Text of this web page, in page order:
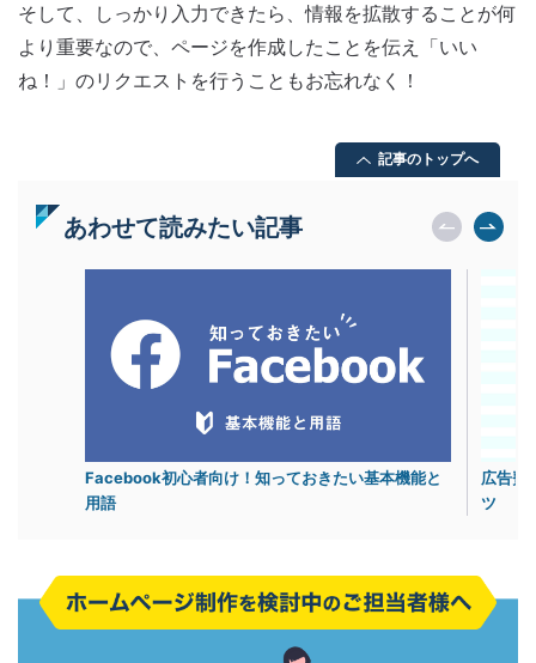
そして、しっかり入力できたら、情報を拡散することが何
より重要なので、ページを作成したことを伝え「いい
ね！」のリクエストを行うこともお忘れなく！
記事のトップへ
あわせて読みたい記事
Facebook初心者向け！知っておきたい基本機能と
用語
広告費
ツ